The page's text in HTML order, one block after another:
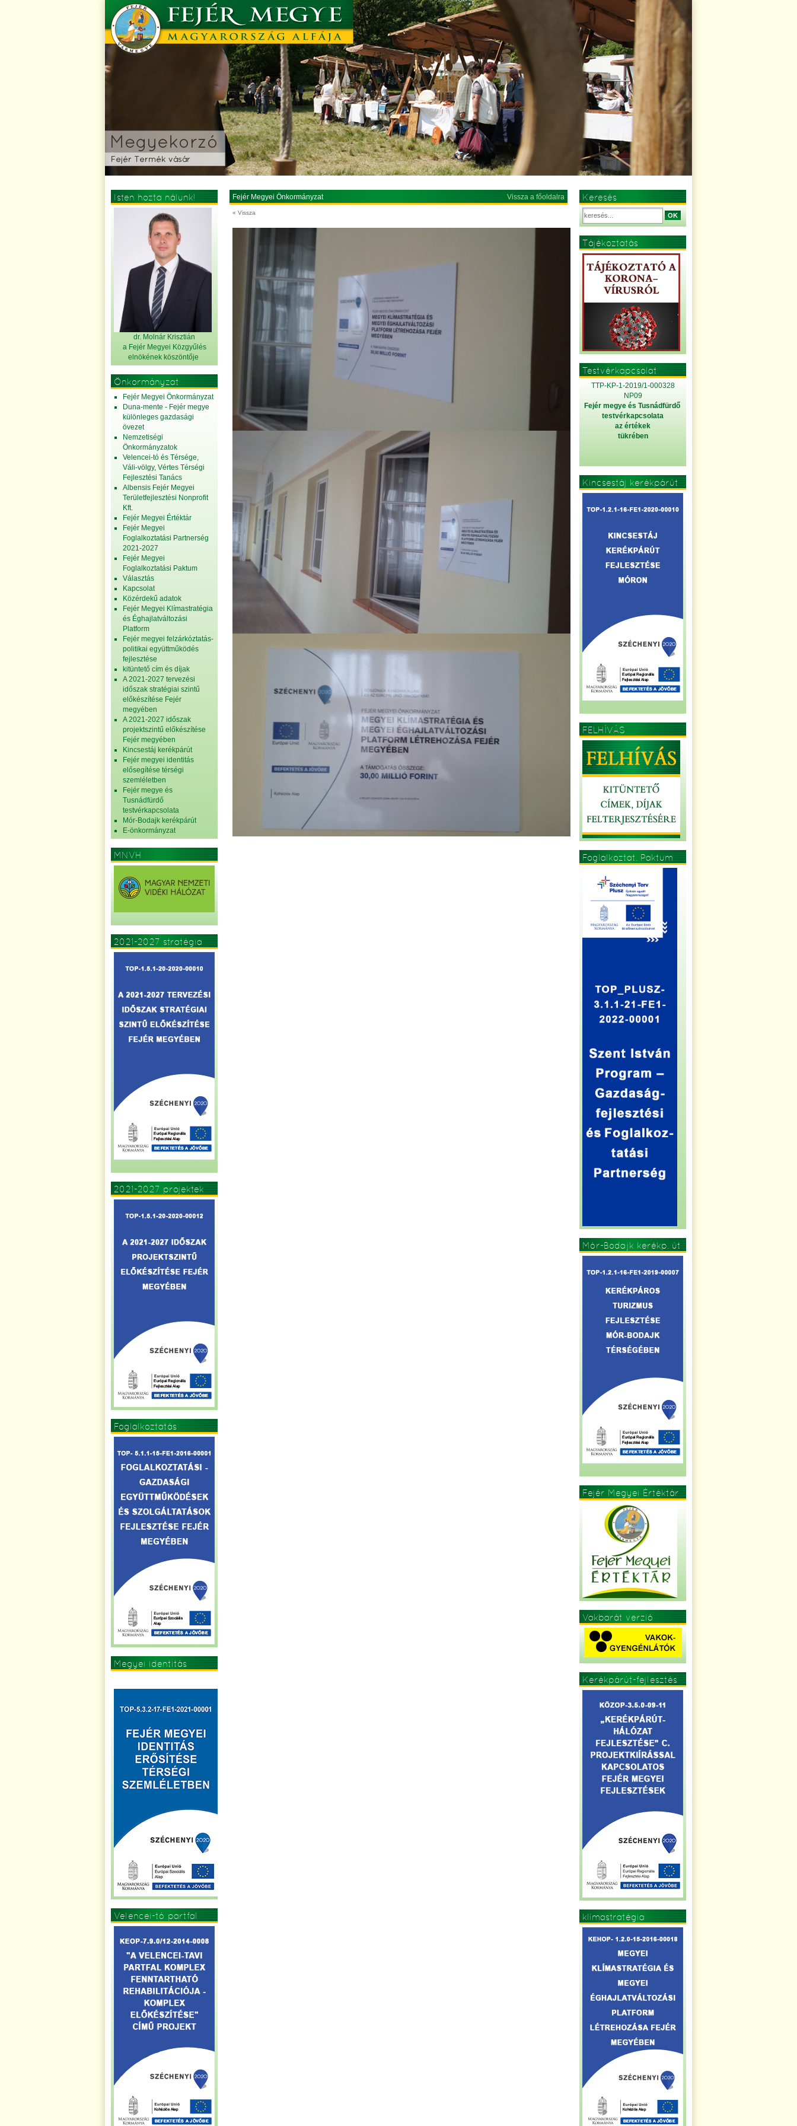
Isten hozta nálunk!
dr. Molnár Krisztián
a Fejér Megyei Közgyűlés
elnökének köszöntője
Önkormányzat
Fejér Megyei Önkormányzat
Duna-mente - Fejér megye
különleges gazdasági
övezet
Nemzetiségi
Önkormányzatok
Velencei-tó és Térsége,
Váli-völgy, Vértes Térségi
Fejlesztési Tanács
Albensis Fejér Megyei
Területfejlesztési Nonprofit
Kft.
Fejér Megyei Értéktár
Fejér Megyei
Foglalkoztatási Partnerség
2021-2027
Fejér Megyei
Foglalkoztatási Paktum
Választás
Kapcsolat
Közérdekű adatok
Fejér Megyei Klímastratégia
és Éghajlatváltozási
Platform
Fejér megyei felzárkóztatás-
politikai együttműködés
fejlesztése
kitüntető cím és díjak
A 2021-2027 tervezési
időszak stratégiai szintű
előkészítése Fejér
megyében
A 2021-2027 időszak
projektszintű előkészítése
Fejér megyében
Kincsestáj kerékpárút
Fejér megyei identitás
elősegítése térségi
szemléletben
Fejér megye és
Tusnádfürdő
testvérkapcsolata
Mór-Bodajk kerékpárút
E-önkormányzat
MNVH
2021-2027 stratégia
2021-2027 projektek
Foglalkoztatás
Megyei identitás
Velencei-tó partfal
Fejér Megyei Önkormányzat Vissza a főoldalra
« Vissza
Keresés
OK
Tájékoztatás
Testvérkapcsolat
TTP-KP-1-2019/1-000328
NP09
Fejér megye és Tusnádfürdő
testvérkapcsolata
az értékek
tükrében
Kincsestáj kerékpárút
FELHÍVÁS
Foglalkoztat. Paktum
Mór-Bodajk kerékp. út
Fejér Megyei Értéktár
Vakbarát verzió
Kerékpárút-fejlesztés
klímastratégia